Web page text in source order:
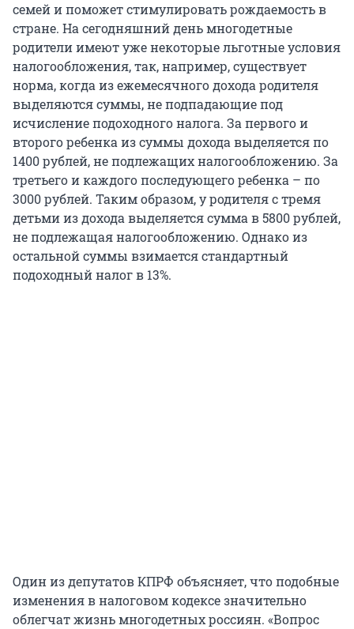
семей и поможет стимулировать рождаемость в
стране. На сегодняшний день многодетные
родители имеют уже некоторые льготные условия
налогообложения, так, например, существует
норма, когда из ежемесячного дохода родителя
выделяются суммы, не подпадающие под
исчисление подоходного налога. За первого и
второго ребенка из суммы дохода выделяется по
1400 рублей, не подлежащих налогообложению. За
третьего и каждого последующего ребенка – по
3000 рублей. Таким образом, у родителя с тремя
детьми из дохода выделяется сумма в 5800 рублей,
не подлежащая налогообложению. Однако из
остальной суммы взимается стандартный
подоходный налог в 13%.
Один из депутатов КПРФ объясняет, что подобные
изменения в налоговом кодексе значительно
облегчат жизнь многодетных россиян. «Вопрос